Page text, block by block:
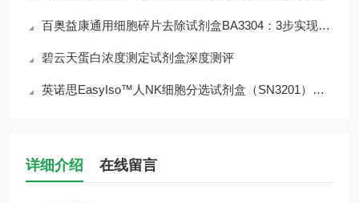
百奥益康通用细胞碎片去除试剂盒BA3304：3步实现＞90%碎片清除率
碧云天蛋白浓度测定试剂盒深度测评
英诺思EasyIso™人NK细胞分选试剂盒（SN3201）深度解析
详细介绍 在线留言